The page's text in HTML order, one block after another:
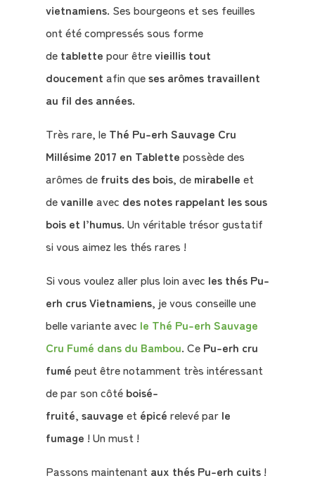
vietnamiens. Ses bourgeons et ses feuilles
ont été compressés sous forme
de tablette pour êtrevieillis tout
doucement afin queses arômes travaillent
au fil des années.
Très rare, le Thé Pu-erh Sauvage Cru
Millésime 2017 en Tablette possède des
arômes defruits des bois, de mirabelle et
devanille avec des notes rappelant les sous
bois et l’humus. Un véritable trésor gustatif
si vous aimez les thés rares !
Si vous voulez aller plus loin avec les thés Pu-
erh crus Vietnamiens, je vous conseille une
belle variante avec le Thé Pu-erh Sauvage
Cru Fumé dans du Bambou. Ce Pu-erh cru
fumé peut être notamment très intéressant
de par son côtéboisé-
fruité, sauvage et épicé relevé par le
fumage ! Un must !
Passons maintenant aux thés Pu-erh cuits !